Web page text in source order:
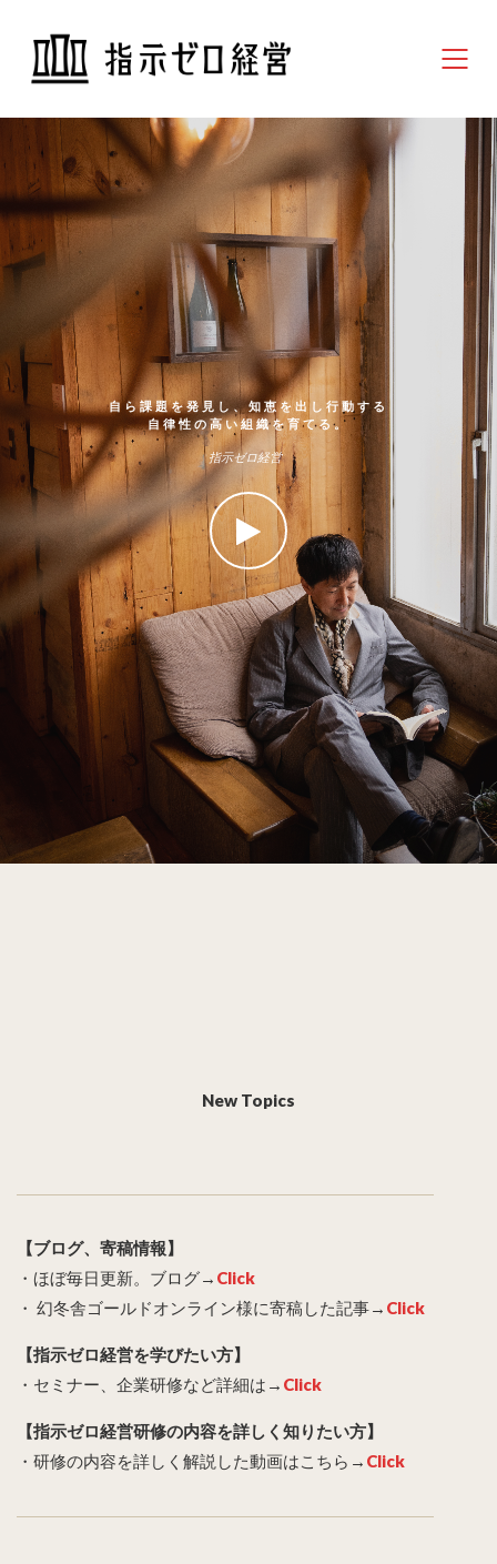
New Topics
【ブログ、寄稿情報】
・ほぼ毎日更新。ブログ→ Click
・ 幻冬舎ゴールドオンライン様に寄稿した記事→ Click
【指示ゼロ経営を学びたい方】
・セミナー、企業研修など詳細は→ Click
【指示ゼロ経営研修の内容を詳しく知りたい方】
・研修の内容を詳しく解説した動画はこちら→ Click